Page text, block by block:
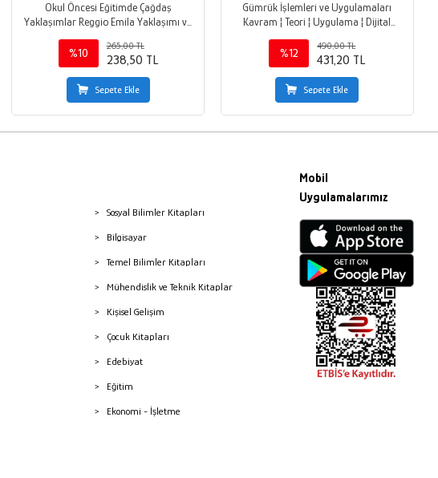
Okul Öncesi Eğitimde Çağdaş
Yaklaşımlar Reggio Emila Yaklaşımı ve
Proje Yaklaşımı
%10
265,00 TL
238,50 TL
Sepete Ekle
Gümrük İşlemleri ve Uygulamaları
Kavram ¦ Teori ¦ Uygulama ¦ Dijital
Uygulamalar
%12
490,00 TL
431,20 TL
Sepete Ekle
Sosyal Bilimler Kitapları
Bilgisayar
Temel Bilimler Kitapları
Mühendislik ve Teknik Kitaplar
Kişisel Gelişim
Çocuk Kitapları
Edebiyat
Eğitim
Ekonomi - İşletme
Mobil
Uygulamalarımız